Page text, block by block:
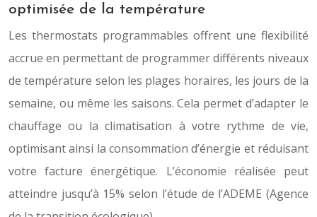
optimisée de la température
Les thermostats programmables offrent une flexibilité
accrue en permettant de programmer différents niveaux
de température selon les plages horaires, les jours de la
semaine, ou même les saisons. Cela permet d’adapter le
chauffage ou la climatisation à votre rythme de vie,
optimisant ainsi la consommation d’énergie et réduisant
votre facture énergétique. L’économie réalisée peut
atteindre jusqu’à 15% selon l’étude de l’ADEME (Agence